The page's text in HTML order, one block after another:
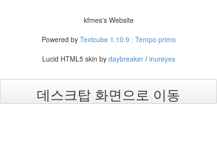
바
차
kfmes's Website
Powered by Textcube 1.10.9 : Tempo primo
Lucid HTML5 skin by daybreaker/ inureyes
데스크탑 화면으로 이동